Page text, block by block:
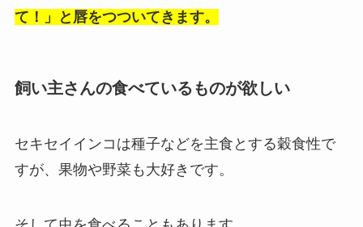
て！」と唇をつついてきます。
飼い主さんの食べているものが欲しい
セキセイインコは種子などを主食とする穀食性で
すが、果物や野菜も大好きです。